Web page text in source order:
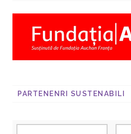
PARTENENRI SUSTENABILI